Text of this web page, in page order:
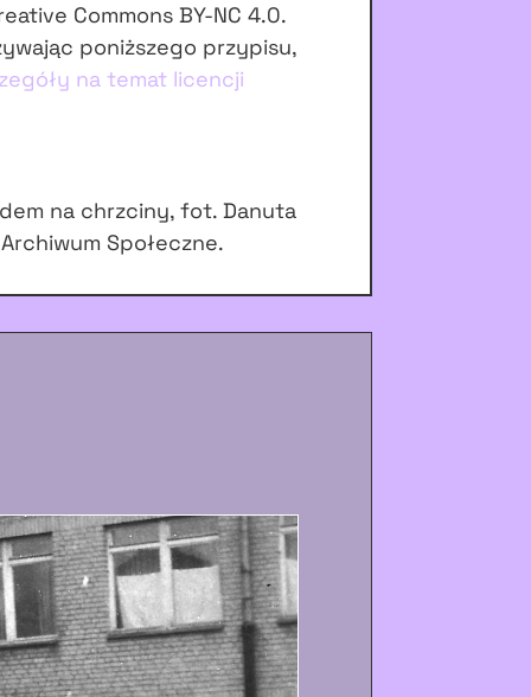
Commons BY-NC 4.0.
poniższego przypisu,
na temat licencji
na chrzciny, fot. Danuta
Społeczne.